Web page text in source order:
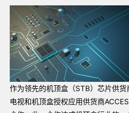
作为领先的机顶盒（STB）芯片供
电视和机顶盒授权应用供货商